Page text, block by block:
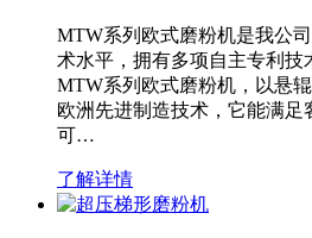
MTW系列欧式磨粉机是我公
术水平，拥有多项自主专利
MTW系列欧式磨粉机，以悬
欧洲先进制造技术，它能满足
可…
了解详情